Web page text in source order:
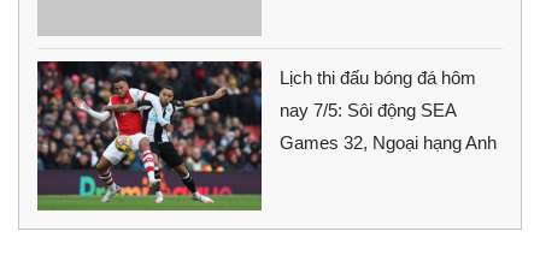
Lịch thi đấu bóng đá hôm
nay 7/5: Sôi động SEA
Games 32, Ngoại hạng Anh